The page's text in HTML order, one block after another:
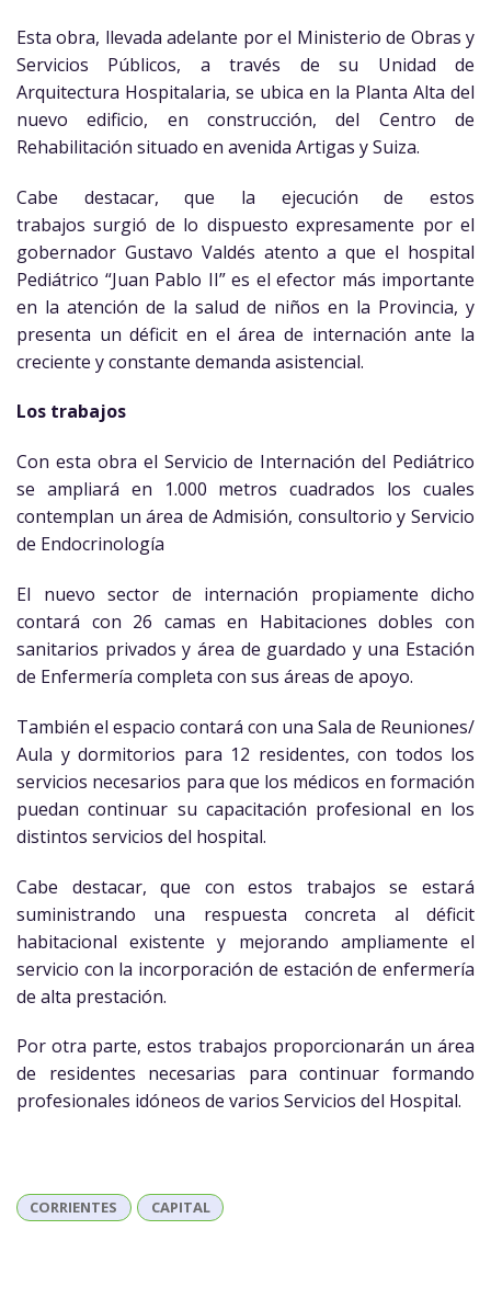
Esta obra, llevada adelante por el Ministerio de Obras y
Servicios Públicos, a través de su Unidad de
Arquitectura Hospitalaria, se ubica en la Planta Alta del
nuevo edificio, en construcción, del Centro de
Rehabilitación situado en avenida Artigas y Suiza.
Cabe destacar, que la ejecución de estos
trabajos surgió de lo dispuesto expresamente por el
gobernador Gustavo Valdés atento a que el hospital
Pediátrico “Juan Pablo II” es el efector más importante
en la atención de la salud de niños en la Provincia, y
presenta un déficit en el área de internación ante la
creciente y constante demanda asistencial.
Los trabajos
Con esta obra el Servicio de Internación del Pediátrico
se ampliará en 1.000 metros cuadrados los cuales
contemplan un área de Admisión, consultorio y Servicio
de Endocrinología
El nuevo sector de internación propiamente dicho
contará con 26 camas en Habitaciones dobles con
sanitarios privados y área de guardado y una Estación
de Enfermería completa con sus áreas de apoyo.
También el espacio contará con una Sala de Reuniones/
Aula y dormitorios para 12 residentes, con todos los
servicios necesarios para que los médicos en formación
puedan continuar su capacitación profesional en los
distintos servicios del hospital.
Cabe destacar, que con estos trabajos se estará
suministrando una respuesta concreta al déficit
habitacional existente y mejorando ampliamente el
servicio con la incorporación de estación de enfermería
de alta prestación.
Por otra parte, estos trabajos proporcionarán un área
de residentes necesarias para continuar formando
profesionales idóneos de varios Servicios del Hospital.
CORRIENTES CAPITAL